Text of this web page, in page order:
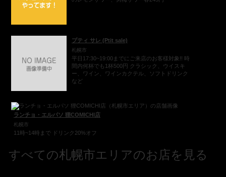
プティ サレ (Ptit sale)
札幌市
平日17:30~19:00までにご来店のお客様対象!! 時
間内何杯でも1杯500円 クラシック、ウイスキ
ー、ワイン、ワインカクテル、ソフトドリンク
など
ランチョ・エルパソ 狸COMICHI店
札幌市
11時~14時まで ドリンク20%オフ
すべての札幌市エリアのお店を見る